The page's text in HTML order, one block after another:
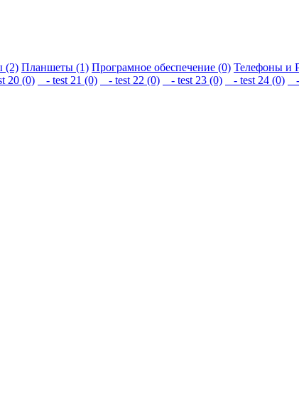
(2) Планшеты (1) Програмное обеспечение (0) Телефоны и
20 (0) - test 21 (0) - test 22 (0) - test 23 (0) - test 24 (0) -